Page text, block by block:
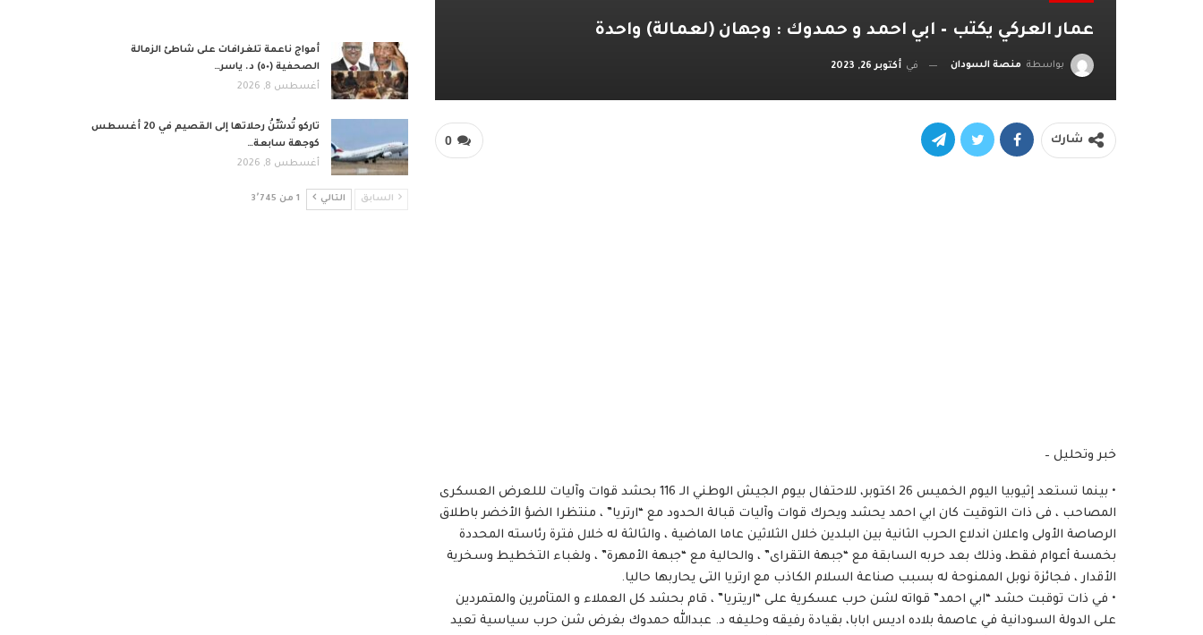
عمار العركي يكتب – ابي احمد و حمدوك : وجهان (لعمالة) واحدة
بواسطة منصة السودان في أكتوبر 26, 2023
0 شارك
خبر وتحليل –
• بينما تستعد إثيوبيا اليوم الخميس 26 اكتوبر، للاحتفال بيوم الجيش الوطني الـ 116 بحشد قوات وآليات لللعرض العسكرى
المصاحب ، فى ذات التوقيت كان ابي احمد يحشد ويحرك قوات وآليات قبالة الحدود مع “ارتريا” ، منتظرا الضؤ الأخضر باطلاق
الرصاصة الأولى واعلان اندلاع الحرب الثانية بين البلدين خلال الثلاثين عاما الماضية ، والثالثة له خلال فترة رئاسته المحددة
بخمسة أعوام فقط، وذلك بعد حربه السابقة مع “جبهة التقراى” ، والحالية مع “جبهة الأمهرة” ، ولغباء التخطيط وسخرية
الأقدار ، فجائزة نوبل الممنوحة له بسبب صناعة السلام الكاذب مع ارتريا التى يحاربها حاليا.
• في ذات توقبت حشد “ابي احمد” قواته لشن حرب عسكرية على “اريتريا” ، قام بحشد كل العملاء و المتأمرين والمتمردين
على الدولة السودانية في عاصمة بلاده اديس ابابا، بقيادة رفيقه وحليفه د. عبدالله حمدوك بغرض شن حرب سياسية تعيد
أمواج ناعمة تلغرافات على شاطئ الزمالة
الصحفية (٥٠) د. ياسر…
أغسطس 8, 2026
تاركو تُدشِّنُ رحلاتها إلى القصيم في 20 أغسطس
كوجهة سابعة…
أغسطس 8, 2026
السابق التالي 1 من 3٬745